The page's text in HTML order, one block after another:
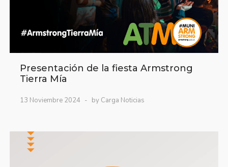
Presentación de la fiesta Armstrong
Tierra Mía
13 Noviembre 2024 by Carga Noticias